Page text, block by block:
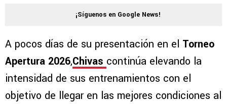
¡Síguenos en Google News!
A pocos días de su presentación en el Torneo
Apertura 2026,Chivas continúa elevando la
intensidad de sus entrenamientos con el
objetivo de llegar en las mejores condiciones al